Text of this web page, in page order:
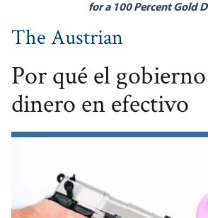
for a 100 Percent Gold
The Austrian
Por qué el
dinero en efectivo